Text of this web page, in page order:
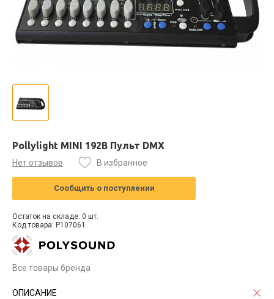
Pollylight MINI 192B Пульт DMX
Нет отзывов В избранное
Сообщить о поступлении
Остаток на складе: 0 шт.
Код товара: P107061
Все товары бренда
ОПИСАНИЕ